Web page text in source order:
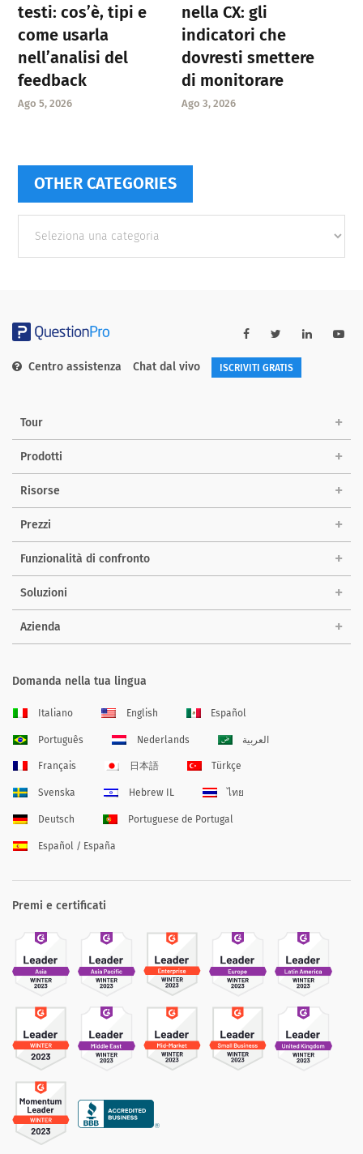
testi: cos’è, tipi e
come usarla
nell’analisi del
feedback
Ago 5, 2026
nella CX: gli
indicatori che
dovresti smettere
di monitorare
Ago 3, 2026
OTHER CATEGORIES
categories
Centro assistenza Chat dal vivo ISCRIVITI GRATIS
Tour
Prodotti
Risorse
Prezzi
Funzionalità di confronto
Soluzioni
Azienda
Domanda nella tua lingua
Italiano English Español
Português Nederlands العربية
Français 日本語 Türkçe
Svenska Hebrew IL ไทย
Deutsch Portuguese de Portugal
Español / España
Premi e certificati